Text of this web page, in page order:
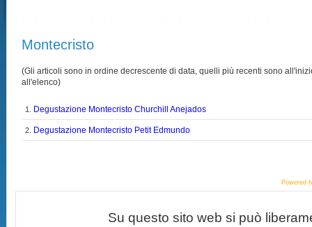
Montecristo
(Gli articoli sono in ordine decrescente di data, quelli più recenti sono
all'elenco)
1. Degustazione Montecristo Churchill Anejados
2. Degustazione Montecristo Petit Edmundo
Powered
Su questo sito web si può